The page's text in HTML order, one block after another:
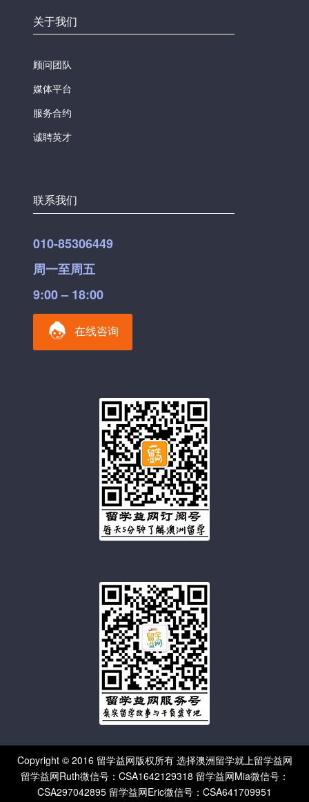
关于我们
顾问团队
媒体平台
服务合约
诚聘英才
联系我们
010-85306449
周一至周五
9:00 – 18:00
在线咨询
Copyright © 2016 留学益网版权所有 选择澳洲留学就上留学益网
留学益网Ruth微信号：CSA1642129318 留学益网Mia微信号：
CSA297042895 留学益网Eric微信号：CSA641709951